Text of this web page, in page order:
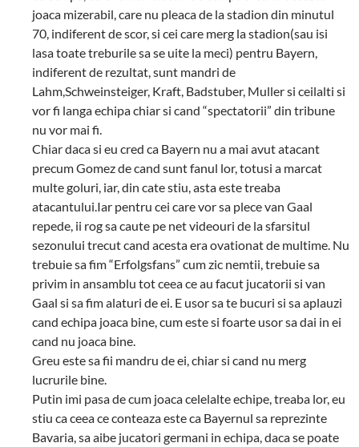
joaca mizerabil, care nu pleaca de la stadion din minutul
70, indiferent de scor, si cei care merg la stadion(sau isi
lasa toate treburile sa se uite la meci) pentru Bayern,
indiferent de rezultat, sunt mandri de
Lahm,Schweinsteiger, Kraft, Badstuber, Muller si ceilalti si
vor fi langa echipa chiar si cand “spectatorii” din tribune
nu vor mai fi.
Chiar daca si eu cred ca Bayern nu a mai avut atacant
precum Gomez de cand sunt fanul lor, totusi a marcat
multe goluri, iar, din cate stiu, asta este treaba
atacantului.Iar pentru cei care vor sa plece van Gaal
repede, ii rog sa caute pe net videouri de la sfarsitul
sezonului trecut cand acesta era ovationat de multime. Nu
trebuie sa fim “Erfolgsfans” cum zic nemtii, trebuie sa
privim in ansamblu tot ceea ce au facut jucatorii si van
Gaal si sa fim alaturi de ei. E usor sa te bucuri si sa aplauzi
cand echipa joaca bine, cum este si foarte usor sa dai in ei
cand nu joaca bine.
Greu este sa fii mandru de ei, chiar si cand nu merg
lucrurile bine.
Putin imi pasa de cum joaca celelalte echipe, treaba lor, eu
stiu ca ceea ce conteaza este ca Bayernul sa reprezinte
Bavaria, sa aibe jucatori germani in echipa, daca se poate